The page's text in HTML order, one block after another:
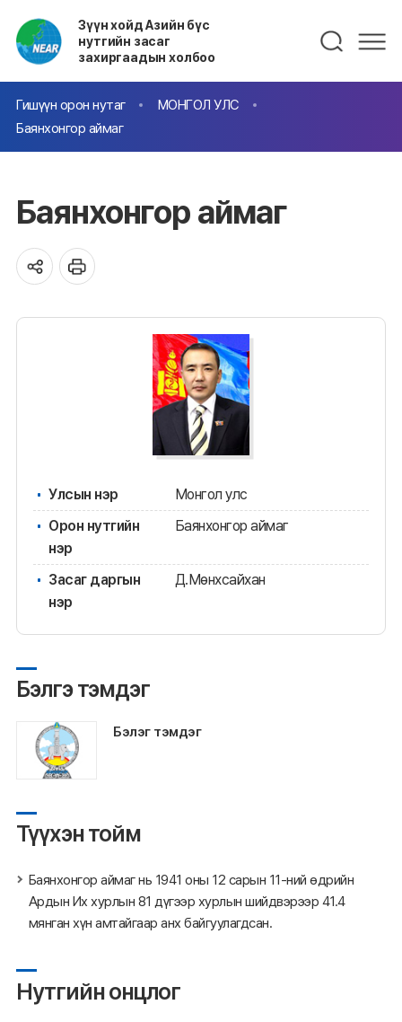
Зүүн хойд Азийн бүс
нутгийн засаг
захиргаадын холбоо
Гишүүн орон нутаг
МОНГОЛ УЛС
Баянхонгор аймаг
Баянхонгор аймаг
Улсын нэр
Монгол улс
Орон нутгийн
нэр
Баянхонгор аймаг
Засаг даргын
нэр
Д.Мөнхсайхан
Бэлгэ тэмдэг
Бэлэг тэмдэг
Түүхэн тойм
Баянхонгор аймаг нь 1941 оны 12 сарын 11-ний өдрийн
Ардын Их хурлын 81 дүгээр хурлын шийдвэрээр 41.4
мянган хүн амтайгаар анх байгуулагдсан.
Нутгийн онцлог